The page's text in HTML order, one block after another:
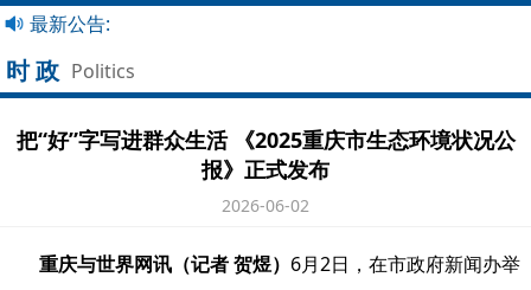
最新公告:
时政 Politics
把“好”字写进群众生活 《2025重庆市生态环境状况公
报》正式发布
2026-06-02
重庆与世界网讯（记者 贺煜） 6月2日，在市政府新闻办举